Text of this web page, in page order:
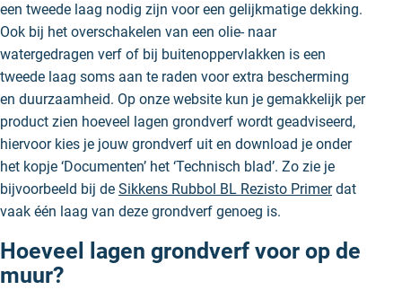
een tweede laag nodig zijn voor een gelijkmatige dekking.
Ook bij het overschakelen van een olie- naar
watergedragen verf of bij buitenoppervlakken is een
tweede laag soms aan te raden voor extra bescherming
en duurzaamheid. Op onze website kun je gemakkelijk per
product zien hoeveel lagen grondverf wordt geadviseerd,
hiervoor kies je jouw grondverf uit en download je onder
het kopje ‘Documenten’ het ‘Technisch blad’. Zo zie je
bijvoorbeeld bij de Sikkens Rubbol BL Rezisto Primerdat
vaak één laag van deze grondverf genoeg is.
Hoeveel lagen grondverf voor op de
muur?